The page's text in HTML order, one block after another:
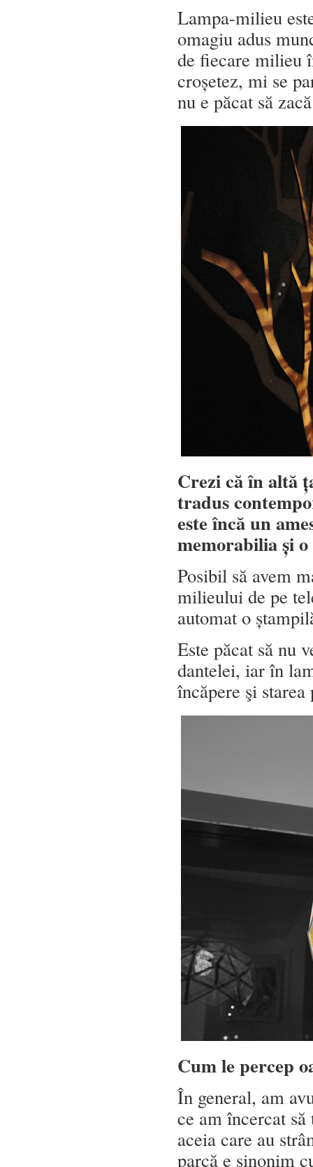
Lampa-milieu
omagiu adus
de fiecare milieu
croșetez, mi se
nu e păcat să
Crezi că în altă
tradus
este încă un
memorabilia și
Posibil să avem
milieului de pe
automat o
Este păcat să nu
dantelei, iar în
încăpere şi
Cum le percep
În general, am
ce am încercat
aceia care au
parcă e sinonim